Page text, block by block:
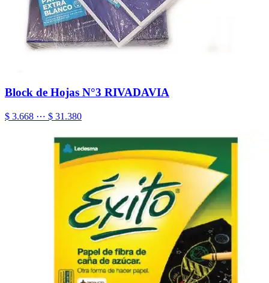
Block de Hojas N°3 RIVADAVIA
$ 3.668 ⋯ $ 31.380